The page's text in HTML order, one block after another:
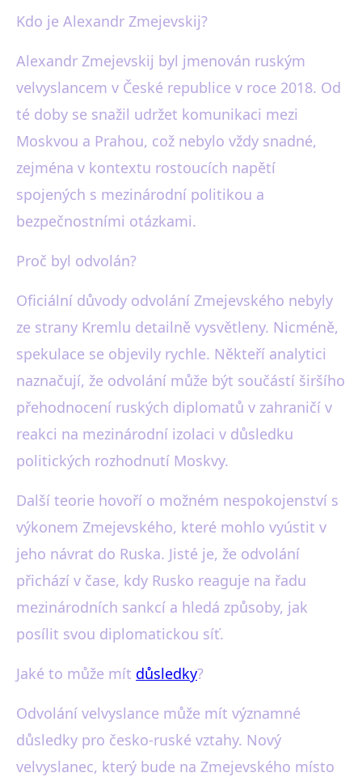
Kdo je Alexandr Zmejevskij?
Alexandr Zmejevskij byl jmenován ruským
velvyslancem v České republice v roce 2018. Od
té doby se snažil udržet komunikaci mezi
Moskvou a Prahou, což nebylo vždy snadné,
zejména v kontextu rostoucích napětí
spojených s mezinárodní politikou a
bezpečnostními otázkami.
Proč byl odvolán?
Oficiální důvody odvolání Zmejevského nebyly
ze strany Kremlu detailně vysvětleny. Nicméně,
spekulace se objevily rychle. Někteří analytici
naznačují, že odvolání může být součástí širšího
přehodnocení ruských diplomatů v zahraničí v
reakci na mezinárodní izolaci v důsledku
politických rozhodnutí Moskvy.
Další teorie hovoří o možném nespokojenství s
výkonem Zmejevského, které mohlo vyústit v
jeho návrat do Ruska. Jisté je, že odvolání
přichází v čase, kdy Rusko reaguje na řadu
mezinárodních sankcí a hledá způsoby, jak
posílit svou diplomatickou síť.
Jaké to může mít důsledky?
Odvolání velvyslance může mít významné
důsledky pro česko-ruské vztahy. Nový
velvyslanec, který bude na Zmejevského místo